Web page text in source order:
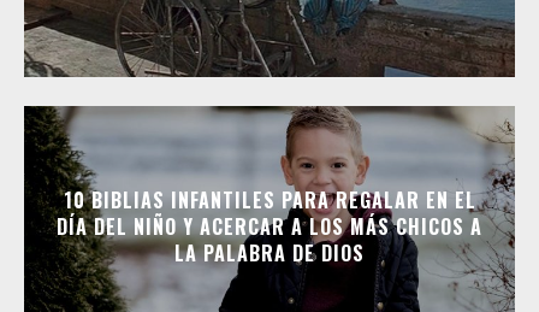
10 BIBLIAS INFANTILES PARA REGALAR EN EL
DÍA DEL NIÑO Y ACERCAR A LOS MÁS CHICOS A
LA PALABRA DE DIOS